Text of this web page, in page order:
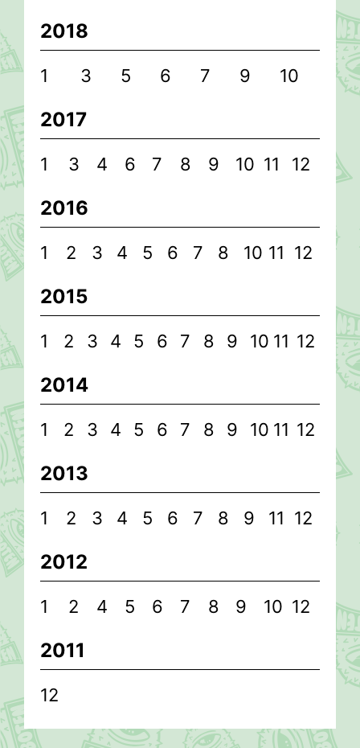
2018
1 3 5 6 7 9 10
2017
1 3 4 6 7 8 9 10 11 12
2016
1 2 3 4 5 6 7 8 10 11 12
2015
1 2 3 4 5 6 7 8 9 10 11 12
2014
1 2 3 4 5 6 7 8 9 10 11 12
2013
1 2 3 4 5 6 7 8 9 11 12
2012
1 2 4 5 6 7 8 9 10 12
2011
12